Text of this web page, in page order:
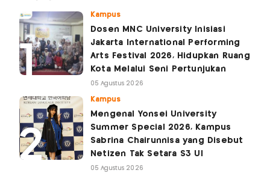
Kampus
Dosen MNC University Inisiasi
Jakarta International Performing
Arts Festival 2026, Hidupkan Ruang
Kota Melalui Seni Pertunjukan
05 Agustus 2026
Kampus
Mengenal Yonsei University
Summer Special 2026, Kampus
Sabrina Chairunnisa yang Disebut
Netizen Tak Setara S3 UI
05 Agustus 2026